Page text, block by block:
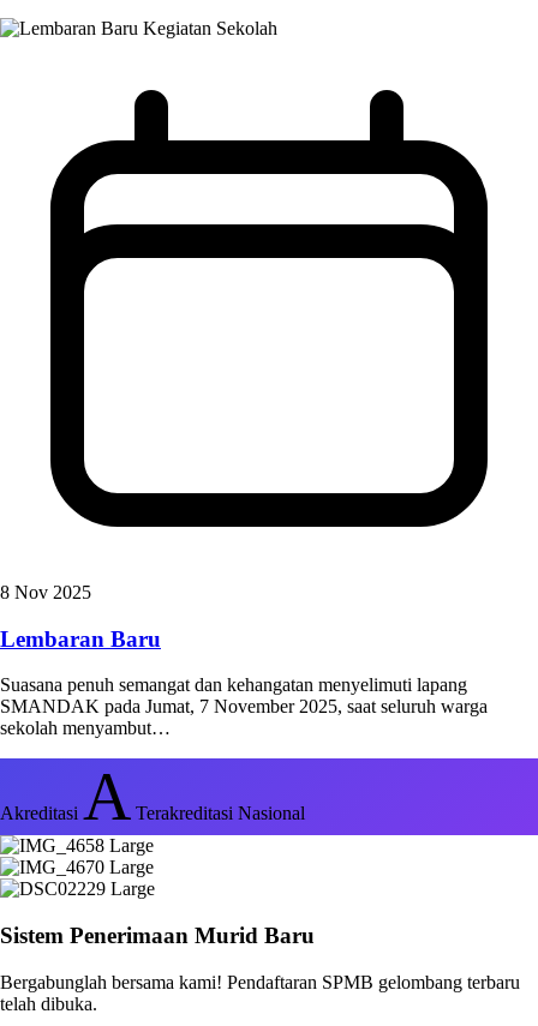
Kegiatan Sekolah
8 Nov 2025
Lembaran Baru
Suasana penuh semangat dan kehangatan menyelimuti lapang
SMANDAK pada Jumat, 7 November 2025, saat seluruh warga
sekolah menyambut…
Akreditasi A Terakreditasi Nasional
Sistem Penerimaan Murid Baru
Bergabunglah bersama kami! Pendaftaran SPMB gelombang terbaru
telah dibuka.